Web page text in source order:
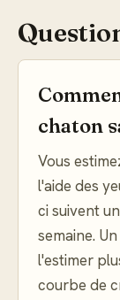
chaton
Vous
l'aide des
ci suivent
semaine.
l'estimer
courbe de